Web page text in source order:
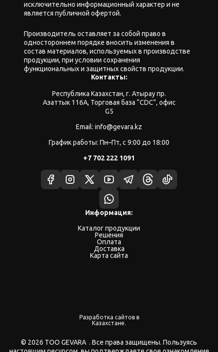
исключительно информационный характер и не
является публичной офертой.
Производитель оставляет за собой право в
одностороннем порядке вносить изменения в
состав материалов, используемых в производстве
продукции, при условии сохранения
функциональных и защитных свойств продукции.
Информация:
Каталог продукции
Решения
Оплата
Доставка
Карта сайта
Разработка сайтов в
Казахстане.
Контакты:
Республика Казахстан, г. Атырау пр.
Азаттык 116А, Торговая база “CDC”, офис
G5
Email: info@gevara.kz
График работы: Пн–Пт, с 9:00 до 18:00
+7 702 222 1091
© 2026 ТОО GEVARA . Все права защищены. Пользуясь